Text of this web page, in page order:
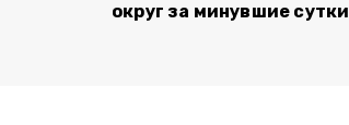
округ за минувшие сутки